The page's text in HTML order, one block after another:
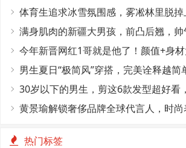
体育生追求冰雪氛围感，雾凇林里脱
满身肌肉的新疆大男孩，前凸后翘，帅
今年新晋网红1哥就是他了！颜值+身
男生夏日“极简风”穿搭，完美诠释越简
30岁以下的男生，剪这6款发型超好看
黄景瑜解锁奢侈品牌全球代言人，时
热门标签